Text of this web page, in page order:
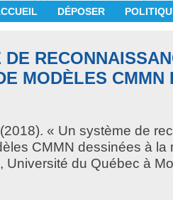
DÉPOSER
DE
MODÈLES CMMN
(2018). « Un système de
CMMN dessinées à la
Université du Québec à